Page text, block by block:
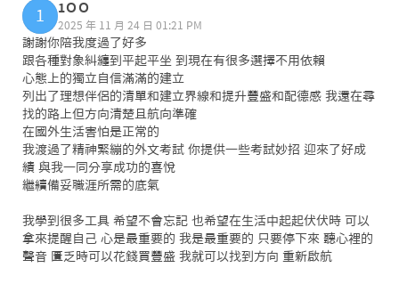
1 1ＯＯ
2025 年 11 月 24 日 01:21 PM
謝謝你陪我度過了好多
跟各種對象糾纏到平起平坐 到現在有很多選擇不用依賴
心態上的獨立自信滿滿的建立
列出了理想伴侶的清單和建立界線和提升豐盛和配德感 我還在尋
找的路上但方向清楚且航向準確
在國外生活害怕是正常的
我渡過了精神緊繃的外文考試 你提供一些考試妙招 迎來了好成
績 與我一同分享成功的喜悅
繼續備妥職涯所需的底氣
我學到很多工具 希望不會忘記 也希望在生活中起起伏伏時 可以
拿來提醒自己 心是最重要的 我是最重要的 只要停下來 聽心裡的
聲音 匱乏時可以花錢買豐盛 我就可以找到方向 重新啟航